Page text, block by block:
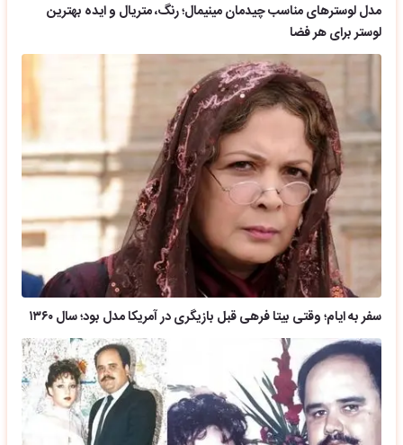
مدل لوسترهای مناسب چیدمان مینیمال؛ رنگ، متریال و ایده بهترین
لوستر برای هر فضا
سفر به ایام؛ وقتی بیتا فرهی قبل بازیگری در آمریکا مدل بود؛ سال ۱۳۶۰